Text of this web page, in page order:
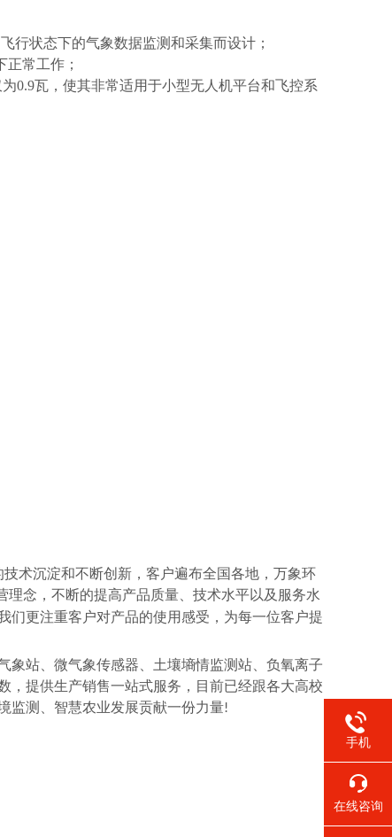
行状态下的气象数据监测和采集而设计；
常工作；
0.9瓦，使其非常适用于小型无人机平台和飞控系
术沉淀和不断创新，客户遍布全国各地，万象环
理念，不断的提高产品质量、技术水平以及服务水
们更注重客户对产品的使用感受，为每一位客户提
象站、微气象传感器、土壤墒情监测站、负氧离子
，提供生产销售一站式服务，目前已经跟各大高校
监测、智慧农业发展贡献一份力量!
手机
在线咨询